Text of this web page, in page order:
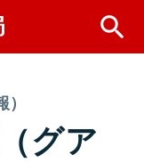
グア